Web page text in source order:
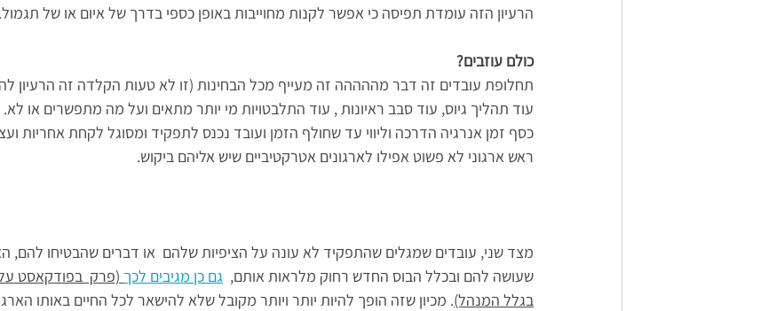
הרעיון הזה עומדת תפיסה כי אפשר לקנות מחוייבות באופן כספי בדרך של איום או של תגמול.
כולם עוזבים?
תחלופת עובדים זה דבר מההההה זה מעייף מכל הבחינות (זו לא טעות הקלדה זה הרעיון
עוד תהליך גיוס, עוד סבב ראיונות , עוד התלבטויות מי יותר מתאים ועל מה מתפשרים או
כסף זמן אנרגיה הדרכה וליווי עד שחולף הזמן ועובד נכנס לתפקיד ומסוגל לקחת אחריות
ראש ארגוני לא פשוט אפילו לארגונים אטרקטיביים שיש אליהם ביקוש.
מצד שני, עובדים שמגלים שהתפקיד לא עונה על הציפיות שלהם  או דברים שהבטיחו להם,
שעושה להם ובכלל הבוס החדש רחוק מלראות אותם, גם כן מגיבים לכך (פרק  בפודקאסט
בגלל המנהל). מכיון שזה הופך להיות יותר ויותר מקובל שלא להישאר לכל החיים באותו